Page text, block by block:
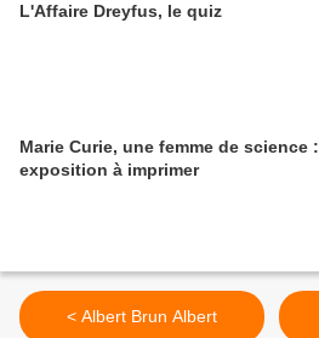
L'Affaire Dreyfus, le quiz
Marie Curie, une femme de science :
exposition à imprimer
< Albert Brun Albert